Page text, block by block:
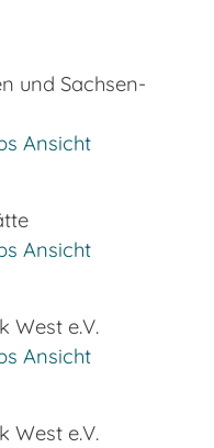
und Sachsen-
Ansicht
Ansicht
West e.V.
Ansicht
West e.V.